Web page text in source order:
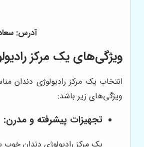
آدرس: سعادت
ویژگی‌های یک مرکز
انتخاب یک مرکز رادیولوژی دندان
ویژگی‌های زیر باشد:
تجهیزات پیشرفته و مدرن: